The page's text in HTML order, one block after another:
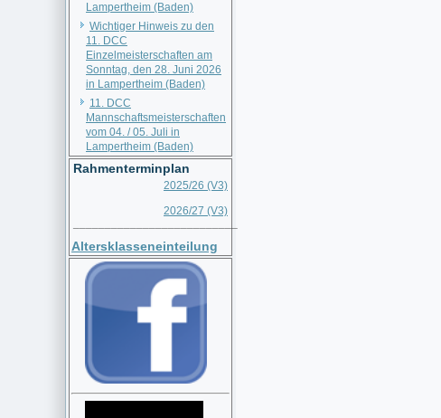
Lampertheim (Baden)
Wichtiger Hinweis zu den
11. DCC
Einzelmeisterschaften am
Sonntag, den 28. Juni 2026
in Lampertheim (Baden)
11. DCC
Mannschaftsmeisterschaften
vom 04. / 05. Juli in
Lampertheim (Baden)
Rahmenterminplan
2025/26 (V3)
2026/27 (V3)
Altersklasseneinteilung